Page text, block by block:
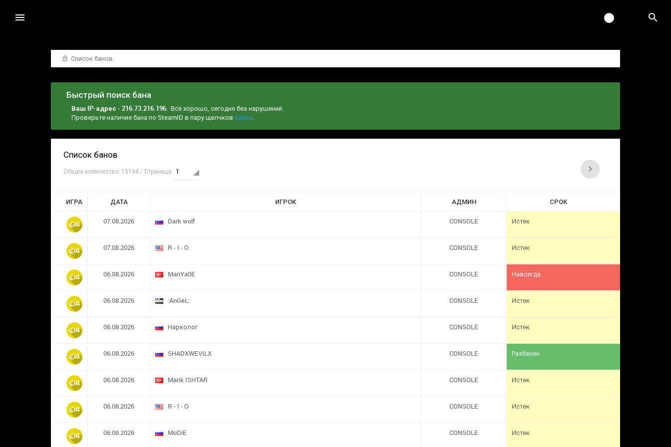
Список банов
Быстрый поиск бана
Ваш IP-адрес - 216.73.216.196. Всё хорошо, сегодня без нарушений.
Проверьте наличие бана по SteamID в пару щелчков здесь.
Список банов
Общее количество: 15194 / Страница:
ИГРА ДАТА ИГРОК АДМИН СРОК
07.08.2026 Dark wolf CONSOLE Истек
07.08.2026 R - I - O CONSOLE Истек
06.08.2026 ManYa0E CONSOLE Навсегда
06.08.2026 :AnGeL: CONSOLE Истек
06.08.2026 Нарколог CONSOLE Истек
06.08.2026 SHADXWEVILX CONSOLE Разбанен
06.08.2026 Marık ISHTAR CONSOLE Истек
06.08.2026 R - I - O CONSOLE Истек
06.08.2026 MoDiE CONSOLE Истек